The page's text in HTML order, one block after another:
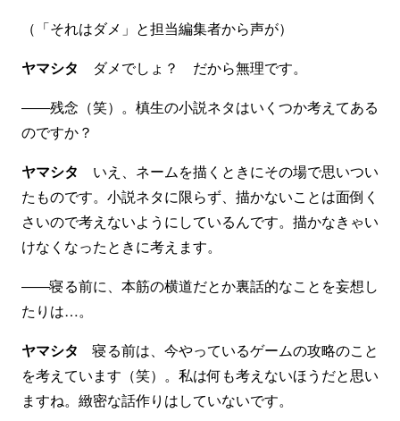
（「それはダメ」と担当編集者から声が）
ヤマシタ ダメでしょ？ だから無理です。
――残念（笑）。槙生の小説ネタはいくつか考えてある
のですか？
ヤマシタ いえ、ネームを描くときにその場で思いつい
たものです。小説ネタに限らず、描かないことは面倒く
さいので考えないようにしているんです。描かなきゃい
けなくなったときに考えます。
――寝る前に、本筋の横道だとか裏話的なことを妄想し
たりは…。
ヤマシタ 寝る前は、今やっているゲームの攻略のこと
を考えています（笑）。私は何も考えないほうだと思い
ますね。緻密な話作りはしていないです。